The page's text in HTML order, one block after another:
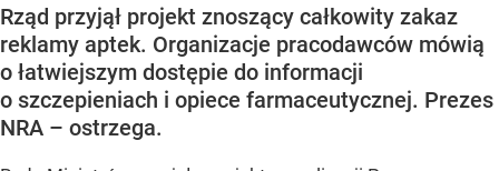
Rząd przyjął projekt znoszący całkowity zakaz
reklamy aptek. Organizacje pracodawców mówią
o łatwiejszym dostępie do informacji
o szczepieniach i opiece farmaceutycznej. Prezes
NRA – ostrzega.